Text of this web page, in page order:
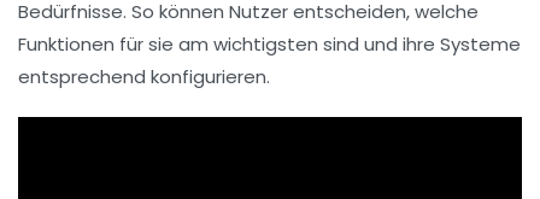
Bedürfnisse. So können Nutzer entscheiden, welche
Funktionen für sie am wichtigsten sind und ihre Systeme
entsprechend konfigurieren.